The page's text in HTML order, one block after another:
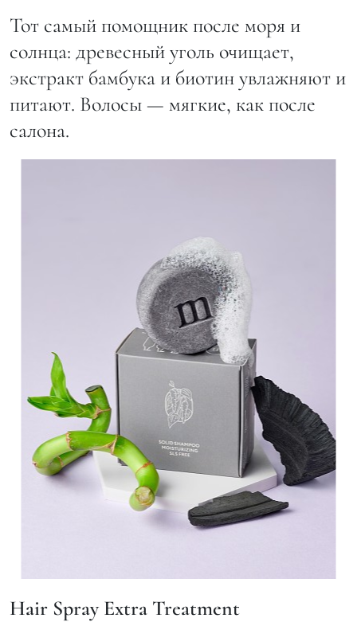
Тот самый помощник после моря и
солнца: древесный уголь очищает,
экстракт бамбука и биотин увлажняют и
питают. Волосы — мягкие, как после
салона.
Hair Spray Extra Treatment